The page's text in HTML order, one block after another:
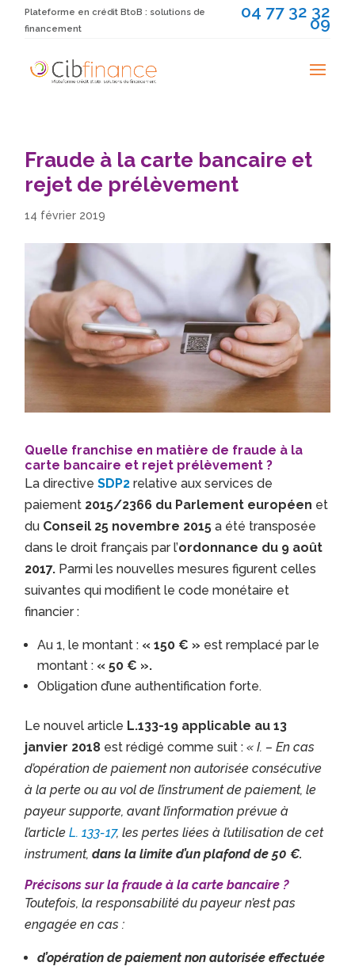
Plateforme en crédit BtoB : solutions de
financement
04 77 32 32
09
Fraude à la carte bancaire et
rejet de prélèvement
14 février 2019
Quelle franchise en matière de fraude à la
carte bancaire et rejet prélèvement ?
La directiveSDP2 relative aux services de
paiement 2015/2366 du Parlement européen et
du Conseil 25 novembre 2015 a été transposée
dans le droit français par l’ordonnance du 9 août
2017. Parmi les nouvelles mesures figurent celles
suivantes qui modifient le code monétaire et
financier :
Au 1, le montant : « 150 € » est remplacé par le
montant : « 50 € ».
Obligation d’une authentification forte.
Le nouvel article L.133-19 applicable au 13
janvier 2018 est rédigé comme suit :« I. – En cas
d’opération de paiement non autorisée consécutive
à la perte ou au vol de l’instrument de paiement, le
payeur supporte, avant l’information prévue à
l’articleL. 133-17, les pertes liées à l’utilisation de cet
instrument,dans la limite d’un plafond de 50 €.
Précisons sur la fraude à la carte bancaire ?
Toutefois, la responsabilité du payeur n’est pas
engagée en cas :
d’opération de paiement non autorisée effectuée